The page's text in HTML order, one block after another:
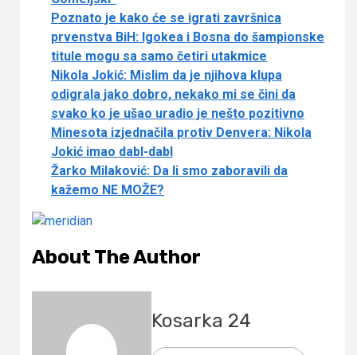
Poznato je kako će se igrati završnica
prvenstva BiH: Igokea i Bosna do šampionske
titule mogu sa samo četiri utakmice
Nikola Jokić: Mislim da je njihova klupa
odigrala jako dobro, nekako mi se čini da
svako ko je ušao uradio je nešto pozitivno
Minesota izjednačila protiv Denvera: Nikola
Jokić imao dabl-dabl
Žarko Milaković: Da li smo zaboravili da
kažemo NE MOŽE?
About The Author
Kosarka 24